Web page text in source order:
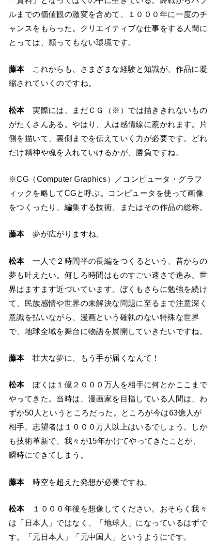
ルまでの価値観の激変を含めて、１０００年に一度のチ
ャンスをもらった。クリエイティブな仕事をする人間に
とっては、願ってもない環境です。
藤本これからも、さまざまな経験と知識が、作品に凝
縮されていくのですね。
松本実際には、まだＣＧ（※）では描ききれないもの
がたくさんある。やはり、人は感情線に惹かれます。片
側を描いて、裏側までを伝えていく力が必要です。どれ
だけ精神や魂を入れていけるかが、勝負ですね。
※CG（Computer Graphics）／コンピュータ・グラフ
ィックを略してCGと呼ぶ。コンピュータを使って画像
をつくったり、編集する技術、またはその作品の総称。
藤本夢が広がりますね。
松本一人で２時間半の長編をつくるという、昔からの
夢も叶えたい。何しろ時間はものすごい速さで進み、世
界はますます近づいています。ぼくもさらに勉強を続け
て、民族感情や世界の未解決な問題に至るまで注意深く
意識を払いながら、漫画という確執のない特殊な世界
で、地球全域を舞台に物語を展開していきたいですね。
藤本壮大な夢に、もう手が届くなんて！
松本ぼくは１億２０００万人を相手に何とかここまで
やってきた。当時は、漫画家を目指している人間は、わ
ずか50人というところだった。ところが今は63億人が
相手。志望者は１０００万人以上はいるでしょう。しか
も技術革新で、我々が15年かけてやってきたことが、
瞬時にできてしまう。
藤本時空を超えた発想が必要ですね。
松本１０００年後を想像してください。おそらく我々
は「日本人」ではなく、「地球人」になっているはずで
す。「元日本人」「元中国人」というようにです。